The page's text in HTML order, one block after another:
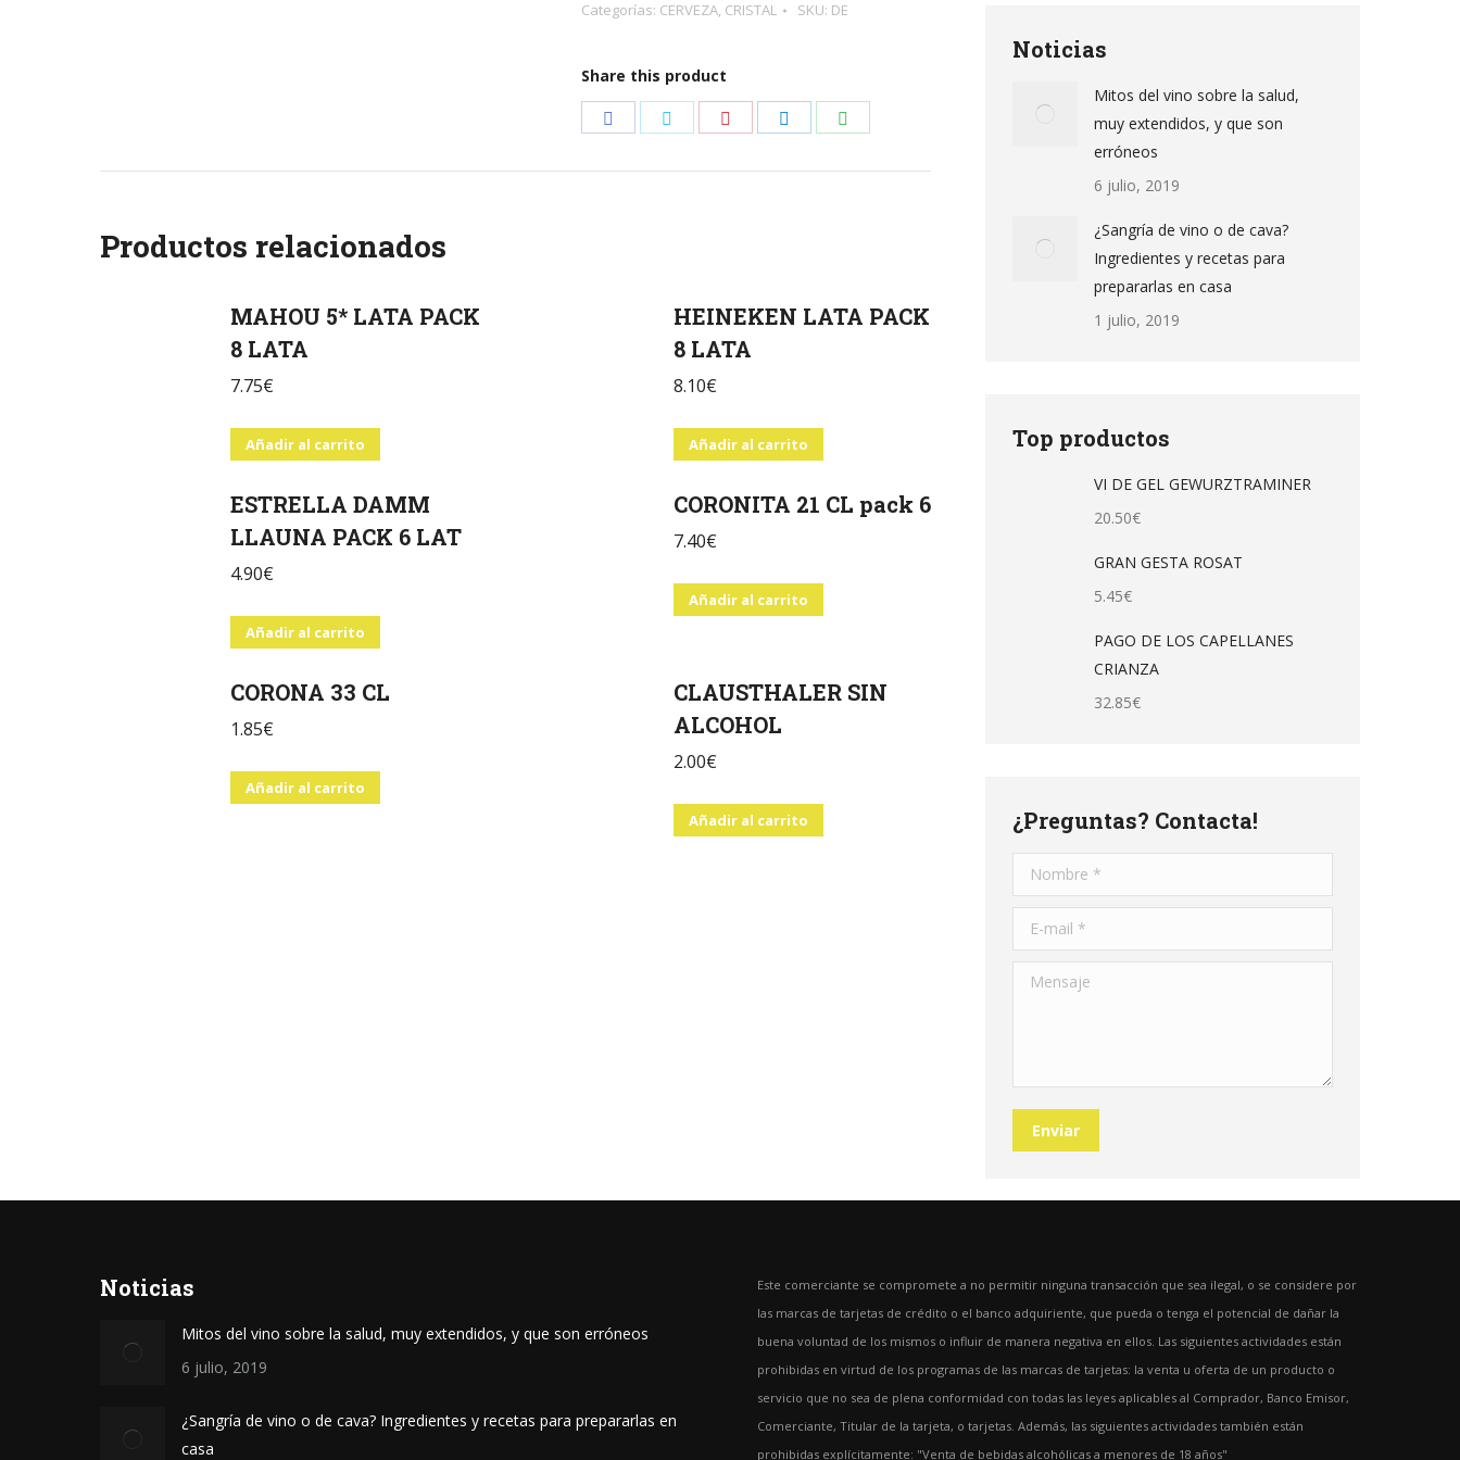
Categorías: CERVEZA, CRISTAL SKU: DE
Share this product
Productos relacionados
MAHOU 5* LATA PACK
8 LATA
7.75€
Añadir al carrito
HEINEKEN LATA PACK
8 LATA
8.10€
Añadir al carrito
ESTRELLA DAMM
LLAUNA PACK 6 LAT
4.90€
Añadir al carrito
CORONITA 21 CL pack 6
7.40€
Añadir al carrito
CORONA 33 CL
1.85€
Añadir al carrito
CLAUSTHALER SIN
ALCOHOL
2.00€
Añadir al carrito
Noticias
Mitos del vino sobre la salud,
muy extendidos, y que son
erróneos
6 julio, 2019
¿Sangría de vino o de cava?
Ingredientes y recetas para
prepararlas en casa
1 julio, 2019
Top productos
VI DE GEL GEWURZTRAMINER
20.50€
GRAN GESTA ROSAT
5.45€
PAGO DE LOS CAPELLANES
CRIANZA
32.85€
¿Preguntas? Contacta!
Nombre *
E-mail *
Mensaje
Enviar
Noticias
Mitos del vino sobre la salud, muy extendidos, y que son erróneos
6 julio, 2019
¿Sangría de vino o de cava? Ingredientes y recetas para prepararlas en
casa
Este comerciante se compromete a no permitir ninguna transacción que sea ilegal, o se considere por
las marcas de tarjetas de crédito o el banco adquiriente, que pueda o tenga el potencial de dañar la
buena voluntad de los mismos o influir de manera negativa en ellos. Las siguientes actividades están
prohibidas en virtud de los programas de las marcas de tarjetas: la venta u oferta de un producto o
servicio que no sea de plena conformidad con todas las leyes aplicables al Comprador, Banco Emisor,
Comerciante, Titular de la tarjeta, o tarjetas. Además, las siguientes actividades también están
prohibidas explícitamente: "Venta de bebidas alcohólicas a menores de 18 años"